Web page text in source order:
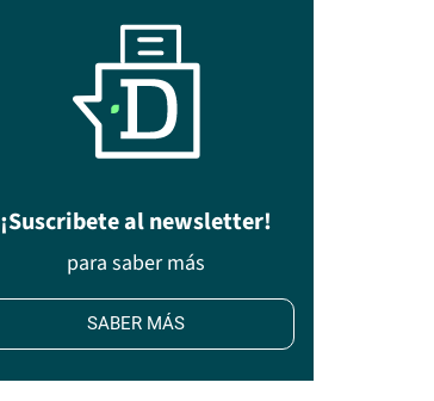
¡Suscribete al newsletter!
para saber más
SABER MÁS